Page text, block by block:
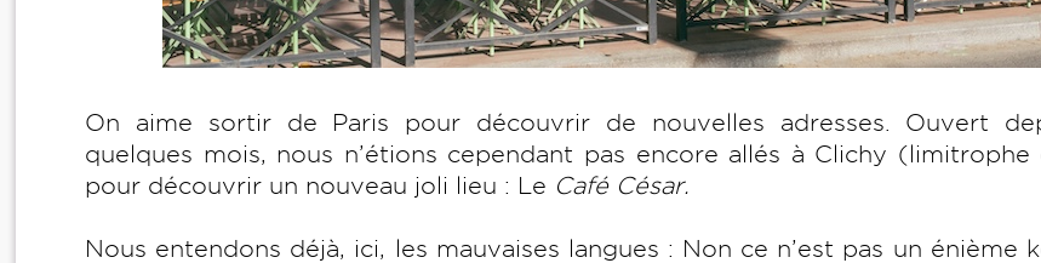
On aime sortir de Paris pour découvrir de nouvelles adresses. Ouvert
quelques mois, nous n’étions cependant pas encore allés à Clichy (limitrophe
pour découvrir un nouveau joli lieu : Le Café César.
Nous entendons déjà, ici, les mauvaises langues : Non ce n’est pas un énième